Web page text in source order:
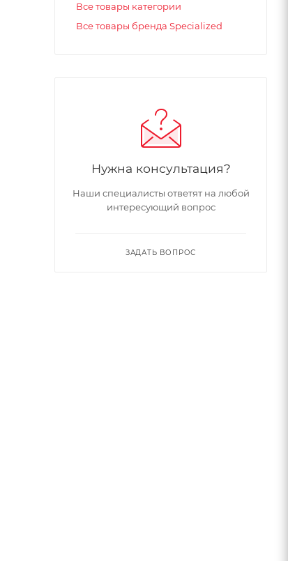
Все товары категории
Все товары бренда Specialized
Нужна консультация?
Наши специалисты ответят на любой
интересующий вопрос
ЗАДАТЬ ВОПРОС